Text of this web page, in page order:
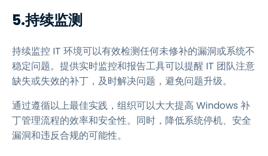
5.持续监测
持续监控 IT 环境可以有效检测任何未修补的漏洞或系统不
稳定问题。提供实时监控和报告工具可以提醒 IT 团队注意
缺失或失效的补丁，及时解决问题，避免问题升级。
通过遵循以上最佳实践，组织可以大大提高 Windows 补
丁管理流程的效率和安全性。同时，降低系统停机、安全
漏洞和违反合规的可能性。